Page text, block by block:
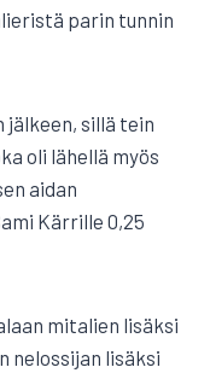
parin tunnin
jälkeen, sillä tein
oli lähellä myös
aidan
Kärrille 0,25
mitalien lisäksi
nelossijan lisäksi